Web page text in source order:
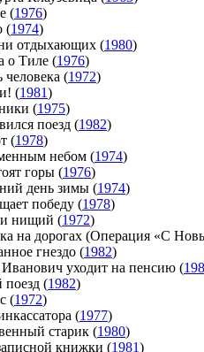
(1976)
(1974)
отдыхающих (1980)
о Тиле (1976)
(1972)
(1981)
(1975)
поезд (1982)
(1978)
небом (1974)
горы (1976)
день зимы (1974)
победу (1978)
нищий (1972)
на дорогах (Операция «С
гнездо (1982)
уходит на пенсию (
(1982)
(1972)
(1977)
старик (1980)
книжки (1981)